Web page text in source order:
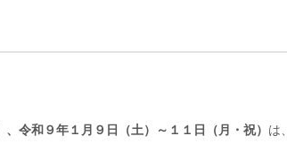
令和９年１月９日（土）～１１日（月・祝） は、